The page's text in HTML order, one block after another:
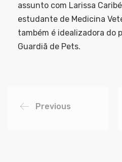
assunto com Larissa
estudante de Medicina
também é idealizadora do
Guardiã de Pets.
Previous